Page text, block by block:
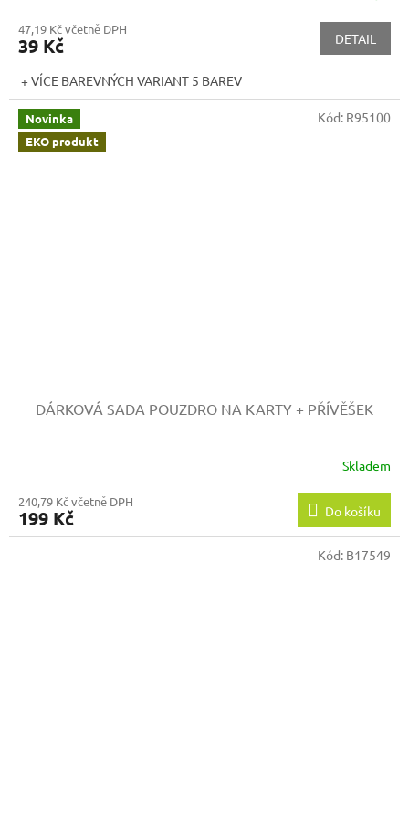
47,19 Kč včetně DPH
39 Kč DETAIL
+ VÍCE BAREVNÝCH VARIANT 5 BAREV
Novinka
EKO produkt
DÁRKOVÁ SADA POUZDRO NA KARTY + PŘÍVĚŠEK
Skladem
240,79 Kč včetně DPH
199 Kč Do košíku
Kód: R95100
Kód: B17549